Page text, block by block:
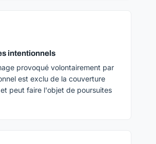
intentionnels
provoqué volontairement par
est exclu de la couverture
peut faire l'objet de poursuites